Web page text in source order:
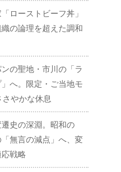
ローストビーフ丼」
の論理を超えた調和
ンの聖地・市川の「ラ
へ。限定・ご当地モ
さやかな休息
遷史の深淵。昭和の
「無言の減点」へ、変
戦略